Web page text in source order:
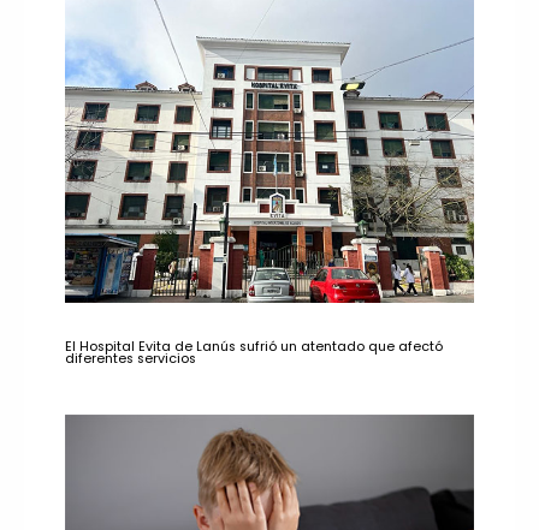
El Hospital Evita de Lanús sufrió un atentado que afectó
diferentes servicios